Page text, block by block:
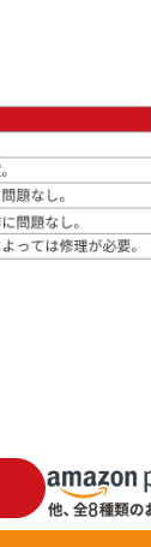
信/ライブ
器